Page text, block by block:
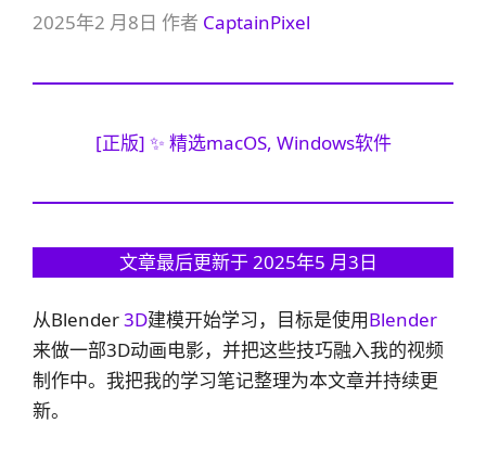
2025年2 月8日 作者 CaptainPixel
[正版] ✨ 精选macOS, Windows软件
文章最后更新于 2025年5 月3日
从Blender3D建模开始学习，目标是使用Blender
来做一部3D动画电影，并把这些技巧融入我的视频
制作中。我把我的学习笔记整理为本文章并持续更
新。